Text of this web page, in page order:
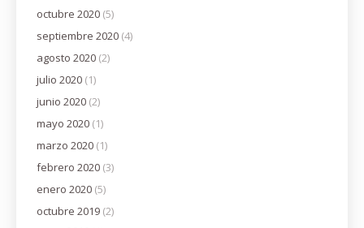
octubre 2020 (5)
septiembre 2020 (4)
agosto 2020 (2)
julio 2020 (1)
junio 2020 (2)
mayo 2020 (1)
marzo 2020 (1)
febrero 2020 (3)
enero 2020 (5)
octubre 2019 (2)